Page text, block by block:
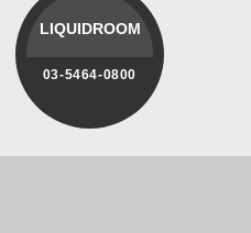
LIQUIDROOM
03-5464-0800